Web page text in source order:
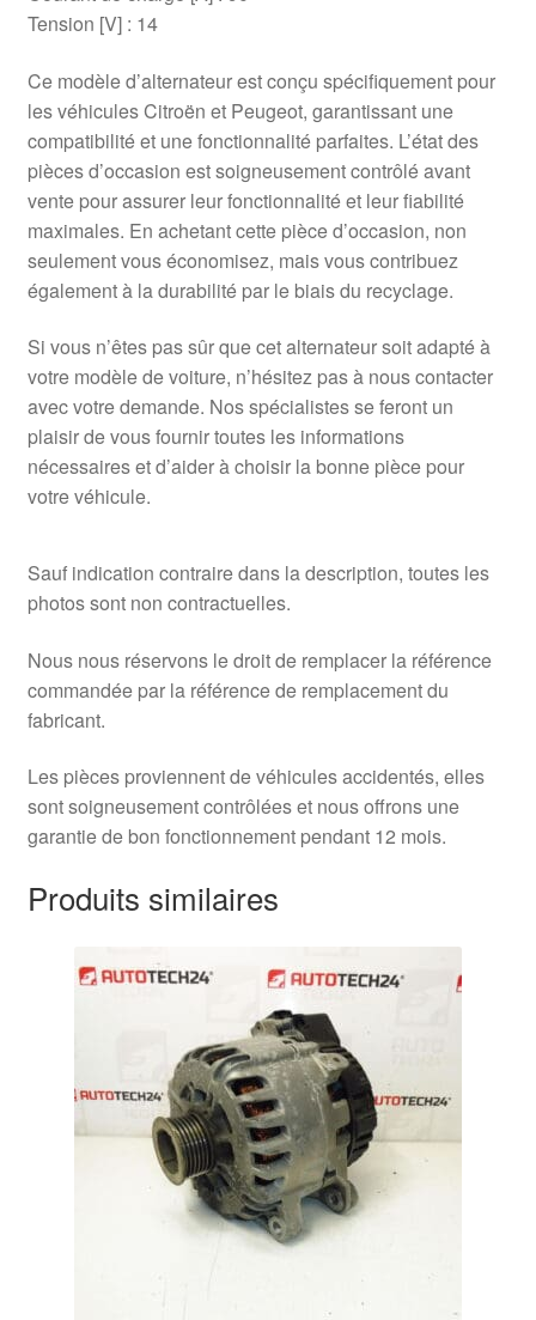
Tension [V] : 14
Ce modèle d’alternateur est conçu spécifiquement pour
les véhicules Citroën et Peugeot, garantissant une
compatibilité et une fonctionnalité parfaites. L’état des
pièces d’occasion est soigneusement contrôlé avant
vente pour assurer leur fonctionnalité et leur fiabilité
maximales. En achetant cette pièce d’occasion, non
seulement vous économisez, mais vous contribuez
également à la durabilité par le biais du recyclage.
Si vous n’êtes pas sûr que cet alternateur soit adapté à
votre modèle de voiture, n’hésitez pas à nous contacter
avec votre demande. Nos spécialistes se feront un
plaisir de vous fournir toutes les informations
nécessaires et d’aider à choisir la bonne pièce pour
votre véhicule.
Sauf indication contraire dans la description, toutes les
photos sont non contractuelles.
Nous nous réservons le droit de remplacer la référence
commandée par la référence de remplacement du
fabricant.
Les pièces proviennent de véhicules accidentés, elles
sont soigneusement contrôlées et nous offrons une
garantie de bon fonctionnement pendant 12 mois.
Produits similaires